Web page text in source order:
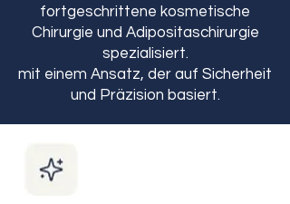
fortgeschrittene kosmetische
Chirurgie und Adipositaschirurgie
spezialisiert.
mit einem Ansatz, der auf Sicherheit
und Präzision basiert.